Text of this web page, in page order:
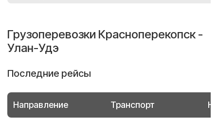
Грузоперевозки Красноперекопск -
Улан-Удэ
Последние рейсы
Направление Транспорт